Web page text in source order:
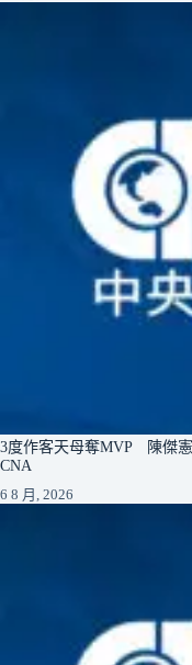
3度作客天母奪MVP 陳傑
CNA
6 8 月, 2026